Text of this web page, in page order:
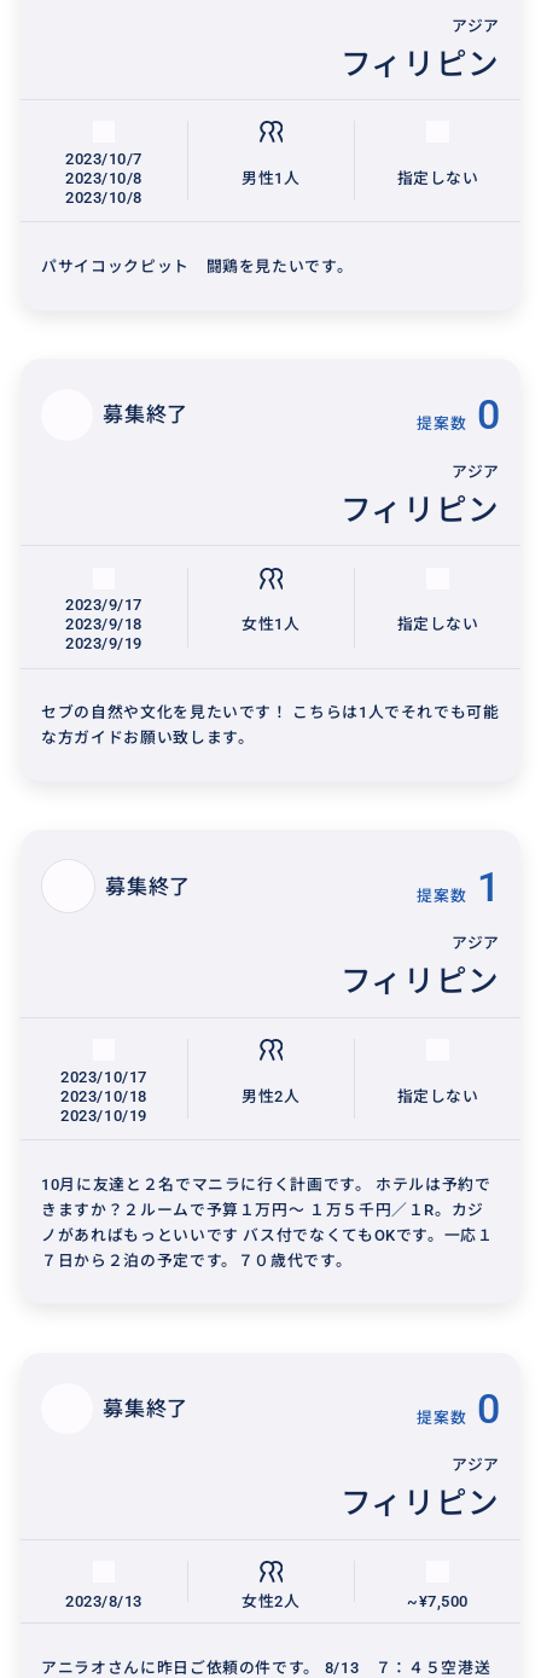
アジア
フィリピン
2023/10/7
2023/10/8
2023/10/8
男性1人 指定しない
パサイコックピット 闘鶏を見たいです。
募集終了 提案数 0
アジア
フィリピン
2023/9/17
2023/9/18
2023/9/19
女性1人 指定しない
セブの自然や文化を見たいです！ こちらは1人でそれでも可能
な方ガイドお願い致します。
募集終了 提案数 1
アジア
フィリピン
2023/10/17
2023/10/18
2023/10/19
男性2人 指定しない
10月に友達と２名でマニラに行く計画です。 ホテルは予約で
きますか？２ルームで予算１万円～ １万５千円／１R。カジ
ノがあればもっといいです バス付でなくてもOKです。一応１
７日から２泊の予定です。７０歳代です。
募集終了 提案数 0
アジア
フィリピン
2023/8/13 女性2人 ~¥7,500
アニラオさんに昨日ご依頼の件です。 8/13 ７：４５空港送